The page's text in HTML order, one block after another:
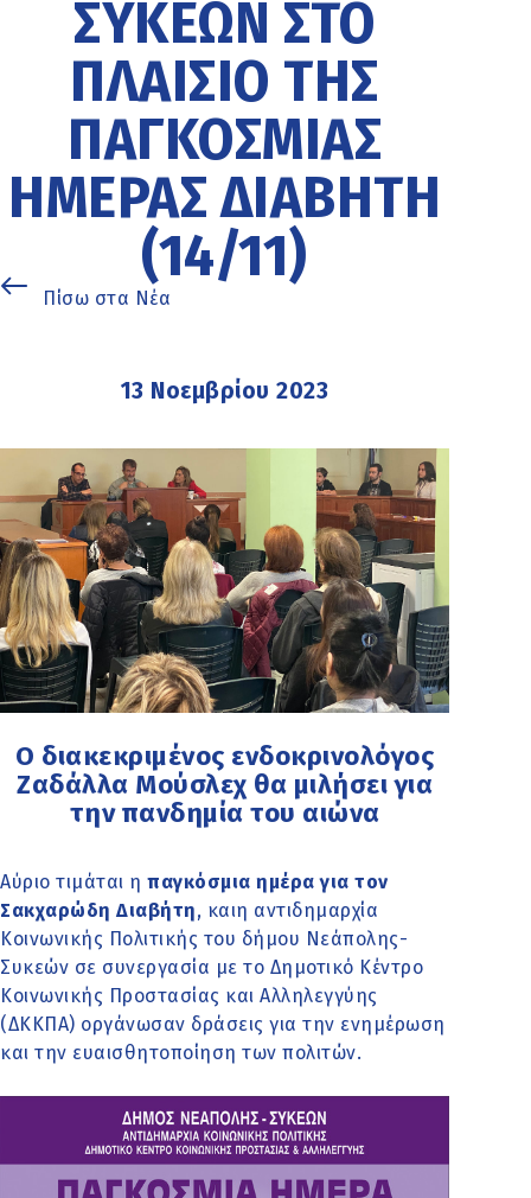
ΣΥΚΕΏΝ ΣΤΟ
ΠΛΑΊΣΙΟ ΤΗΣ
ΠΑΓΚΌΣΜΙΑΣ
ΗΜΈΡΑΣ ΔΙΑΒΉΤΗ
(14/11)
Πίσω στα Νέα
13 Νοεμβρίου 2023
Ο διακεκριμένος ενδοκρινολόγος
Ζαδάλλα Μούσλεχ θα μιλήσει για
την πανδημία του αιώνα
Αύριο τιμάται η παγκόσμια ημέρα για τον
Σακχαρώδη Διαβήτη, καιη αντιδημαρχία
Κοινωνικής Πολιτικής του δήμου Νεάπολης-
Συκεών σε συνεργασία με το Δημοτικό Κέντρο
Κοινωνικής Προστασίας και Αλληλεγγύης
(ΔΚΚΠΑ) οργάνωσαν δράσεις για την ενημέρωση
και την ευαισθητοποίηση των πολιτών.